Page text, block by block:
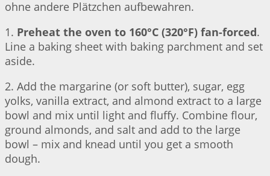
ohne andere Plätzchen aufbewahren.
1. Preheat the oven to 160°C (320°F) fan-forced.
Line a baking sheet with baking parchment and set
aside.
2. Add the margarine (or soft butter), sugar, egg
yolks, vanilla extract, and almond extract to a large
bowl and mix until light and fluffy. Combine flour,
ground almonds, and salt and add to the large
bowl – mix and knead until you get a smooth
dough.